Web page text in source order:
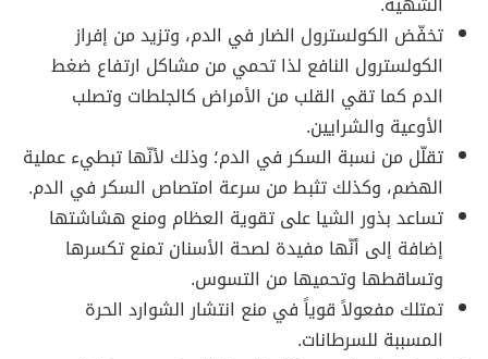
تخفّض الكولسترول الضار في الدم، وتزيد من إفراز
الكولسترول النافع لذا تحمي من مشاكل ارتفاع ضغط
الدم كما تقي القلب من الأمراض كالجلطات وتصلب
الأوعية والشرايين.
تقلّل من نسبة السكر في الدم؛ وذلك لأنّها تبطيء عملية
الهضم، وكذلك تثبط من سرعة امتصاص السكر في الدم.
تساعد بذور الشيا على تقوية العظام ومنع هشاشتها
إضافة إلى أنّها مفيدة لصحة الأسنان تمنع تكسرها
وتساقطها وتحميها من التسوس.
تمتلك مفعولاً قوياً في منع انتشار الشوارد الحرة
المسببة للسرطانات.